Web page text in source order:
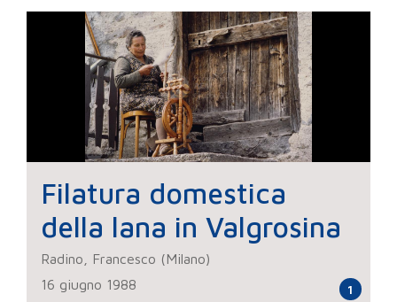
Filatura domestica
della lana in Valgrosina
Radino, Francesco (Milano)
16 giugno 1988
1